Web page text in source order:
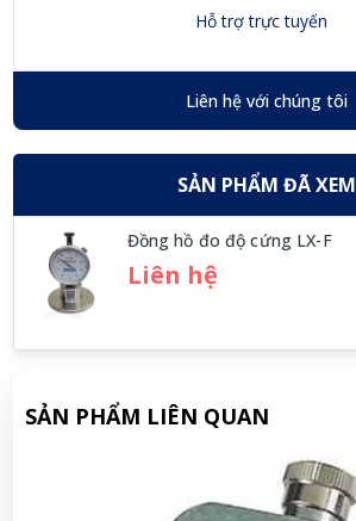
Hỗ trợ trực tuyến
Liên hệ với chúng tôi
SẢN PHẨM ĐÃ XEM
Đồng hồ đo độ cứng LX-F
Liên hệ
SẢN PHẨM LIÊN QUAN